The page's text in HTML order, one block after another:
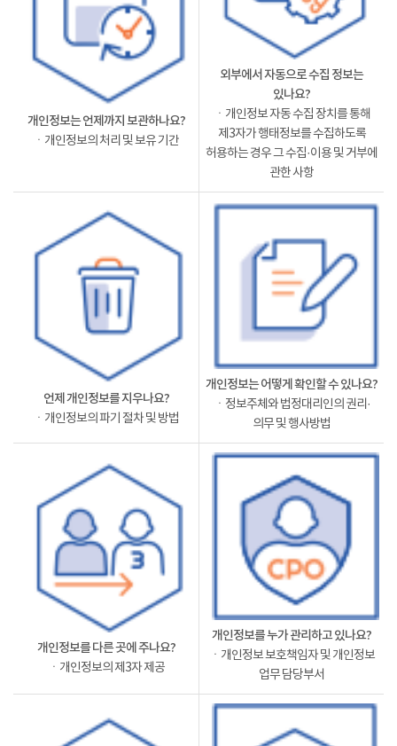
개인정보는 언제까지 보관하나요?
ㆍ개인정보의 처리 및 보유 기간
외부에서 자동으로 수집 정보는
있나요?
ㆍ개인정보 자동 수집 장치를 통해
제3자가 행태정보를 수집하도록
허용하는 경우 그 수집·이용 및 거부에
관한 사항
언제 개인정보를 지우나요?
ㆍ개인정보의 파기 절차 및 방법
개인정보는 어떻게 확인할 수 있나요?
ㆍ정보주체와 법정대리인의 권리·
의무 및 행사방법
개인정보를 다른 곳에 주나요?
ㆍ개인정보의 제3자 제공
개인정보를 누가 관리하고 있나요?
ㆍ개인정보 보호책임자 및 개인정보
업무 담당부서